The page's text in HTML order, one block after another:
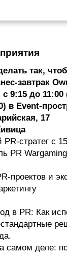
так,
завтрак
9:15 до 11:00
в Event-
17
стратег с
PR
проектов и
в PR: Как
самом деле: